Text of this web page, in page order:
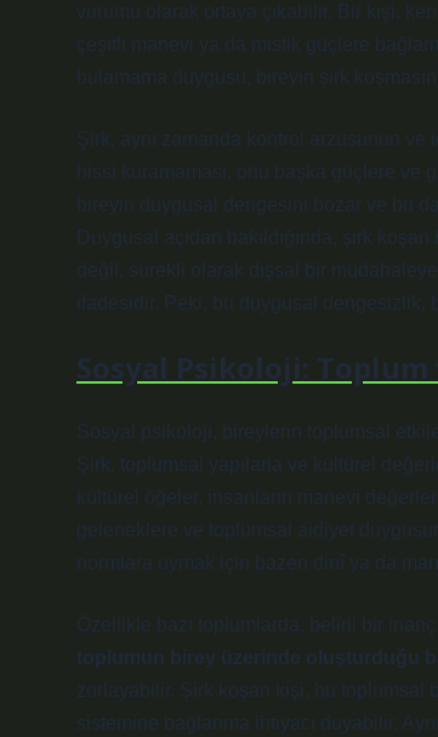
vurumu olarak ortaya çıkabilir. Bir kişi,
çeşitli manevi ya da mistik güçlere
bulamama duygusu, bireyin şirk
Şirk, aynı zamanda kontrol arzusunun
hissi kuramaması, onu başka güçlere ve
bireyin duygusal dengesini bozar ve bu
Duygusal açıdan bakıldığında, şirk
değil, sürekli olarak dışsal bir
ifadesidir. Peki, bu duygusal dengesizlik,
Sosyal Psikoloji: Toplum
Sosyal psikoloji, bireylerin toplumsal
Şirk, toplumsal yapılarla ve kültürel
kültürel öğeler, insanların manevi
geleneklere ve toplumsal aidiyet
normlara uymak için bazen dinî ya da
Özellikle bazı toplumlarda, belirli bir
toplumun birey üzerinde oluşturduğu
zorlayabilir. Şirk koşan kişi, bu toplumsal
sistemine bağlanma ihtiyacı duyabilir.